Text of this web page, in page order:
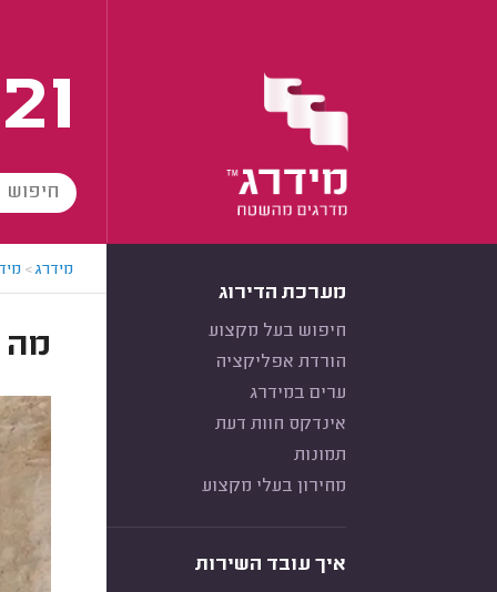
מערכת הדירוג
חיפוש בעל מקצוע
הורדת אפליקציה
ערים במידרג
אינדקס חוות דעת
תמונות
מחירון בעלי מקצוע
איך עובד השירות
מידרג>
מה